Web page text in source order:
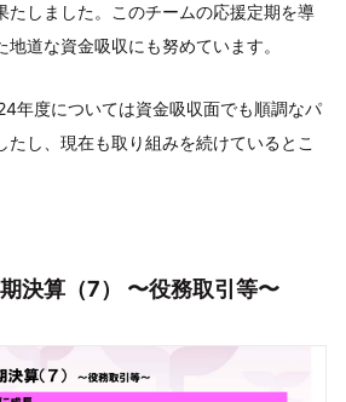
たしました。このチームの応援定期を導
地道な資金吸収にも努めています。
年度については資金吸収面でも順調なパ
たし、現在も取り組みを続けているとこ
決算（7） 〜役務取引等〜